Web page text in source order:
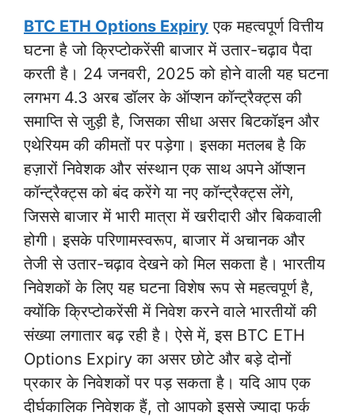
BTC ETH Options Expiry एक महत्वपूर्ण वित्तीय
घटना है जो क्रिप्टोकरेंसी बाजार में उतार-चढ़ाव पैदा
करती है। 24 जनवरी, 2025 को होने वाली यह घटना
लगभग 4.3 अरब डॉलर के ऑप्शन कॉन्ट्रैक्ट्स की
समाप्ति से जुड़ी है, जिसका सीधा असर बिटकॉइन और
एथेरियम की कीमतों पर पड़ेगा। इसका मतलब है कि
हज़ारों निवेशक और संस्थान एक साथ अपने ऑप्शन
कॉन्ट्रैक्ट्स को बंद करेंगे या नए कॉन्ट्रैक्ट्स लेंगे,
जिससे बाजार में भारी मात्रा में खरीदारी और बिकवाली
होगी। इसके परिणामस्वरूप, बाजार में अचानक और
तेजी से उतार-चढ़ाव देखने को मिल सकता है। भारतीय
निवेशकों के लिए यह घटना विशेष रूप से महत्वपूर्ण है,
क्योंकि क्रिप्टोकरेंसी में निवेश करने वाले भारतीयों की
संख्या लगातार बढ़ रही है। ऐसे में, इस BTC ETH
Options Expiry का असर छोटे और बड़े दोनों
प्रकार के निवेशकों पर पड़ सकता है। यदि आप एक
दीर्घकालिक निवेशक हैं, तो आपको इससे ज्यादा फर्क